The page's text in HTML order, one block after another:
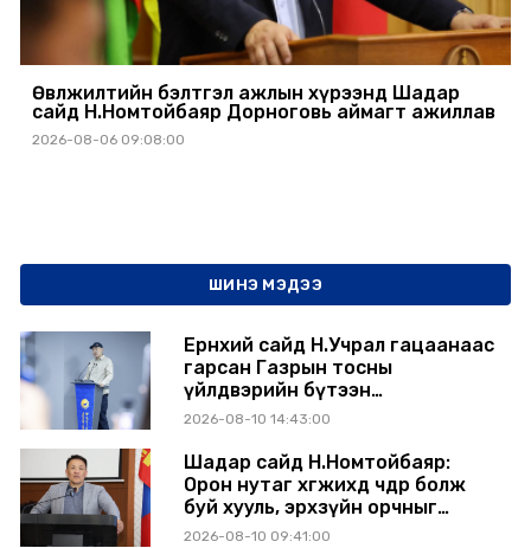
Өвөлжилтийн бэлтгэл ажлын хүрээнд Шадар
сайд Н.Номтойбаяр Дорноговь аймагт ажиллав
2026-08-06 09:08:00
ШИНЭ МЭДЭЭ
Ерөнхий сайд Н.Учрал гацаанаас
гарсан Газрын тосны
үйлдвэрийн бүтээн
байгуулалтыг тасралтгүй
хангамжийг баталгаажуулах
үүрэг өгөв
2026-08-10 14:43:00
Шадар сайд Н.Номтойбаяр:
Орон нутаг хөгжихөд чөдөр болж
буй хууль, эрхзүйн орчныг
шинэчилнэ
2026-08-10 09:41:00